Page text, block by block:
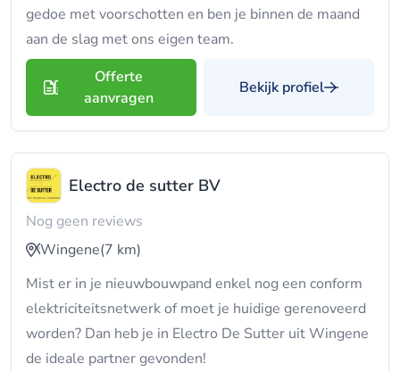
gedoe met voorschotten en ben je binnen de maand
aan de slag met ons eigen team.
Offerte
aanvragen
Bekijk profiel
Electro de sutter BV
Nog geen reviews
Wingene(7 km)
Mist er in je nieuwbouwpand enkel nog een conform
elektriciteitsnetwerk of moet je huidige gerenoveerd
worden? Dan heb je in Electro De Sutter uit Wingene
de ideale partner gevonden!